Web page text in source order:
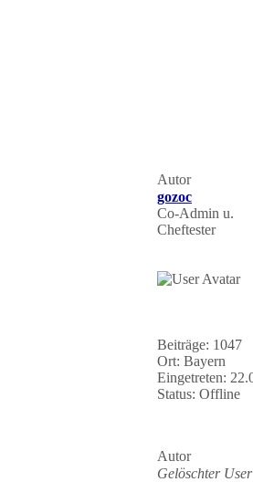
Autor
gozoc
Co-Admin u.
Cheftester
Beiträge: 1047
Ort: Bayern
Eingetreten:
Status: Offline
Autor
Gelöschter User